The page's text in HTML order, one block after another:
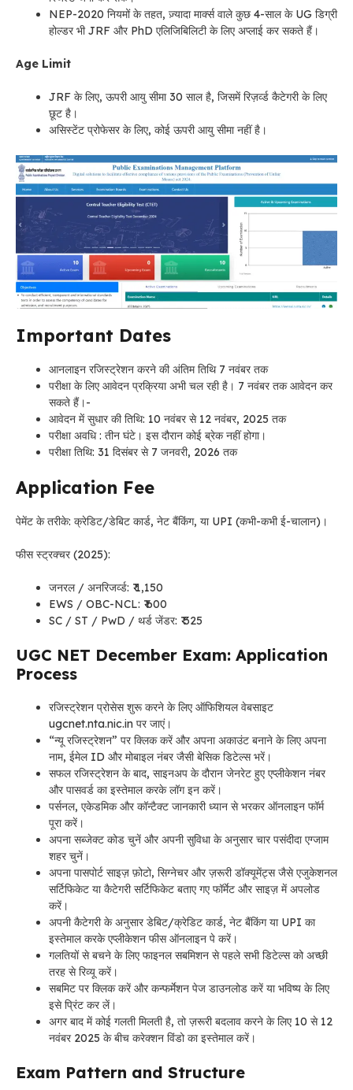
NEP-2020 नियमों के तहत, ज़्यादा मार्क्स वाले कुछ 4-साल के UG डिग्री
होल्डर भी JRF और PhD एलिजिबिलिटी के लिए अप्लाई कर सकते हैं।
Age Limit
JRF के लिए, ऊपरी आयु सीमा 30 साल है, जिसमें रिज़र्व्ड कैटेगरी के लिए
छूट है।
असिस्टेंट प्रोफेसर के लिए, कोई ऊपरी आयु सीमा नहीं है।
Important Dates
आनलाइन रजिस्ट्रेशन करने की अंतिम तिथि 7 नवंबर तक
परीक्षा के लिए आवेदन प्रक्रिया अभी चल रही है। 7 नवंबर तक आवेदन कर
सकते हैं।-
आवेदन में सुधार की तिथि: 10 नवंबर से 12 नवंबर, 2025 तक
परीक्षा अवधि : तीन घंटे। इस दौरान कोई ब्रेक नहीं होगा।
परीक्षा तिथि: 31 दिसंबर से 7 जनवरी, 2026 तक
Application Fee
पेमेंट के तरीके: क्रेडिट/डेबिट कार्ड, नेट बैंकिंग, या UPI (कभी-कभी ई-चालान)।
फीस स्ट्रक्चर (2025):
जनरल / अनरिजर्व्ड: ₹ 1,150
EWS / OBC-NCL: ₹ 600
SC / ST / PwD / थर्ड जेंडर: ₹ 325
UGC NET December Exam: Application
Process
रजिस्ट्रेशन प्रोसेस शुरू करने के लिए ऑफिशियल वेबसाइट
ugcnet.nta.nic.in पर जाएं।
“न्यू रजिस्ट्रेशन” पर क्लिक करें और अपना अकाउंट बनाने के लिए अपना
नाम, ईमेल ID और मोबाइल नंबर जैसी बेसिक डिटेल्स भरें।
सफल रजिस्ट्रेशन के बाद, साइनअप के दौरान जेनरेट हुए एप्लीकेशन नंबर
और पासवर्ड का इस्तेमाल करके लॉग इन करें।
पर्सनल, एकेडमिक और कॉन्टैक्ट जानकारी ध्यान से भरकर ऑनलाइन फॉर्म
पूरा करें।
अपना सब्जेक्ट कोड चुनें और अपनी सुविधा के अनुसार चार पसंदीदा एग्जाम
शहर चुनें।
अपना पासपोर्ट साइज़ फ़ोटो, सिग्नेचर और ज़रूरी डॉक्यूमेंट्स जैसे एजुकेशनल
सर्टिफिकेट या कैटेगरी सर्टिफिकेट बताए गए फॉर्मेट और साइज़ में अपलोड
करें।
अपनी कैटेगरी के अनुसार डेबिट/क्रेडिट कार्ड, नेट बैंकिंग या UPI का
इस्तेमाल करके एप्लीकेशन फीस ऑनलाइन पे करें।
गलतियों से बचने के लिए फाइनल सबमिशन से पहले सभी डिटेल्स को अच्छी
तरह से रिव्यू करें।
सबमिट पर क्लिक करें और कन्फर्मेशन पेज डाउनलोड करें या भविष्य के लिए
इसे प्रिंट कर लें।
अगर बाद में कोई गलती मिलती है, तो ज़रूरी बदलाव करने के लिए 10 से 12
नवंबर 2025 के बीच करेक्शन विंडो का इस्तेमाल करें।
Exam Pattern and Structure